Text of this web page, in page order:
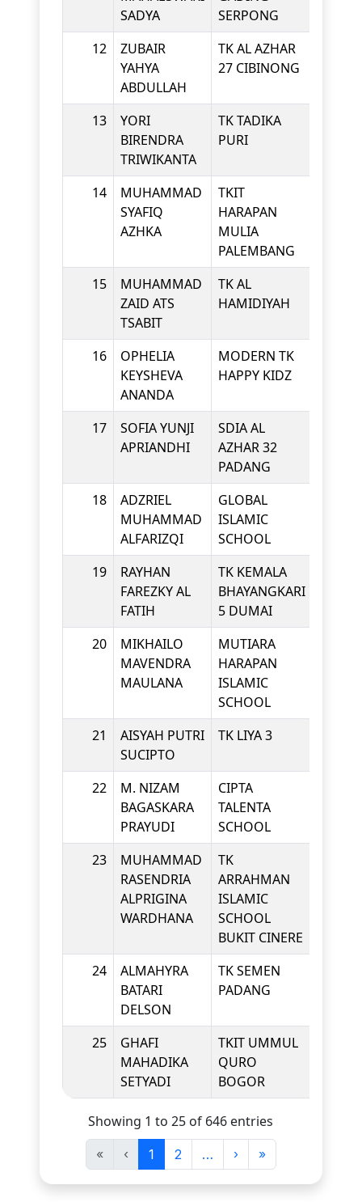
SADYA
SERPONG
12
ZUBAIR
YAHYA
ABDULLAH
TK AL AZHAR
27 CIBINONG
13
YORI
BIRENDRA
TRIWIKANTA
TK TADIKA
PURI
14
MUHAMMAD
SYAFIQ
AZHKA
TKIT
HARAPAN
MULIA
PALEMBANG
15
MUHAMMAD
ZAID ATS
TSABIT
TK AL
HAMIDIYAH
16
OPHELIA
KEYSHEVA
ANANDA
MODERN TK
HAPPY KIDZ
17
SOFIA YUNJI
APRIANDHI
SDIA AL
AZHAR 32
PADANG
18
ADZRIEL
MUHAMMAD
ALFARIZQI
GLOBAL
ISLAMIC
SCHOOL
19
RAYHAN
FAREZKY AL
FATIH
TK KEMALA
BHAYANGKARI
5 DUMAI
20
MIKHAILO
MAVENDRA
MAULANA
MUTIARA
HARAPAN
ISLAMIC
SCHOOL
21
AISYAH PUTRI
SUCIPTO
TK LIYA 3
22
M. NIZAM
BAGASKARA
PRAYUDI
CIPTA
TALENTA
SCHOOL
23
MUHAMMAD
RASENDRIA
ALPRIGINA
WARDHANA
TK
ARRAHMAN
ISLAMIC
SCHOOL
BUKIT CINERE
24
ALMAHYRA
BATARI
DELSON
TK SEMEN
PADANG
25
GHAFI
MAHADIKA
SETYADI
TKIT UMMUL
QURO
BOGOR
Showing 1 to 25 of 646 entries
« ‹ 1 2 … › »